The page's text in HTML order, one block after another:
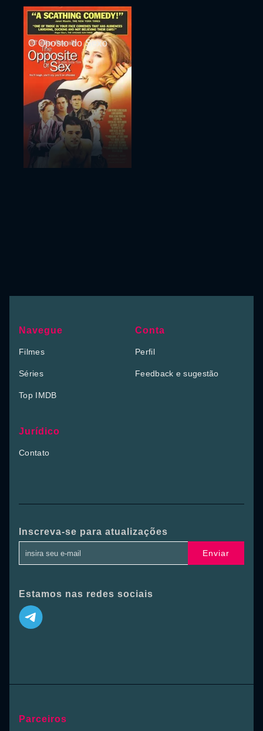
O Oposto do Sexo
Navegue
Filmes
Séries
Top IMDB
Conta
Perfil
Feedback e sugestão
Jurídico
Contato
Inscreva-se para atualizações
Enviar
Estamos nas redes sociais
Parceiros